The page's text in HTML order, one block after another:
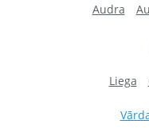
Audra
Liega